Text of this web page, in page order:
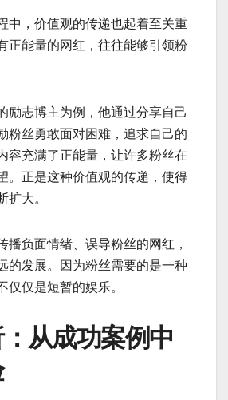
中，价值观的传递也起着至关重
正能量的网红，往往能够引领粉
励志博主为例，他通过分享自己
粉丝勇敢面对困难，追求自己的
容充满了正能量，让许多粉丝在
。正是这种价值观的传递，使得
扩大。
播负面情绪、误导粉丝的网红，
的发展。因为粉丝需要的是一种
仅仅是短暂的娱乐。
从成功案例中